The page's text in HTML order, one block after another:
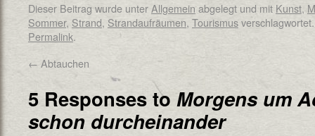
Dieser Beitrag wurde unterAllgemein abgelegt und mit Kunst,
Sommer, Strand, Strandaufräumen, Tourismus
Permalink.
← Abtauchen
5 Responses to Morgens um
schon durcheinander